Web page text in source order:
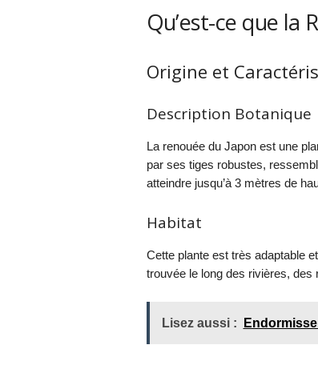
Qu’est-ce que la
Origine et
Description Botanique
La renouée du Japon est une
par ses tiges robustes,
atteindre jusqu’à 3 mètres de
Habitat
Cette plante est très adaptable
trouvée le long des rivières,
Lisez aussi :